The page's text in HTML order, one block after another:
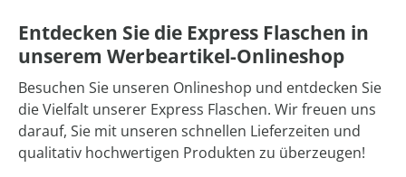
Entdecken Sie die Express Flaschen in
unserem Werbeartikel-Onlineshop
Besuchen Sie unseren Onlineshop und entdecken Sie
die Vielfalt unserer Express Flaschen. Wir freuen uns
darauf, Sie mit unseren schnellen Lieferzeiten und
qualitativ hochwertigen Produkten zu überzeugen!